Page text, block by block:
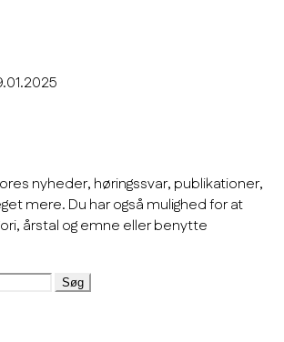
nyheder, høringssvar, publikationer,
mere. Du har også mulighed for at
årstal og emne eller benytte
Søg